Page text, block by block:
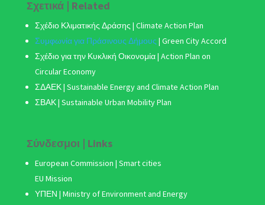
Σχετικά | Related
Σχέδιο Κλιματικής Δράσης | Climate Action Plan
Συμφωνία για Πράσινους Δήμους | Green City Accord
Σχέδιο για την Κυκλική Οικονομία | Action Plan on
Circular Economy
ΣΔΑΕΚ | Sustainable Energy and Climate Action Plan
ΣΒΑΚ| Sustainable Urban Mobility Plan
Σύνδεσμοι | Links
European Commission | Smart cities
EU Mission
ΥΠΕΝ | Ministry of Environment and Energy